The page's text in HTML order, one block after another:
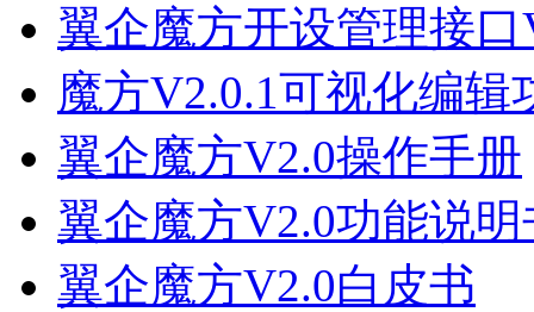
翼企魔方开设管理接口
魔方V2.0.1可视化编辑
翼企魔方V2.0操作手册
翼企魔方V2.0功能说明
翼企魔方V2.0白皮书